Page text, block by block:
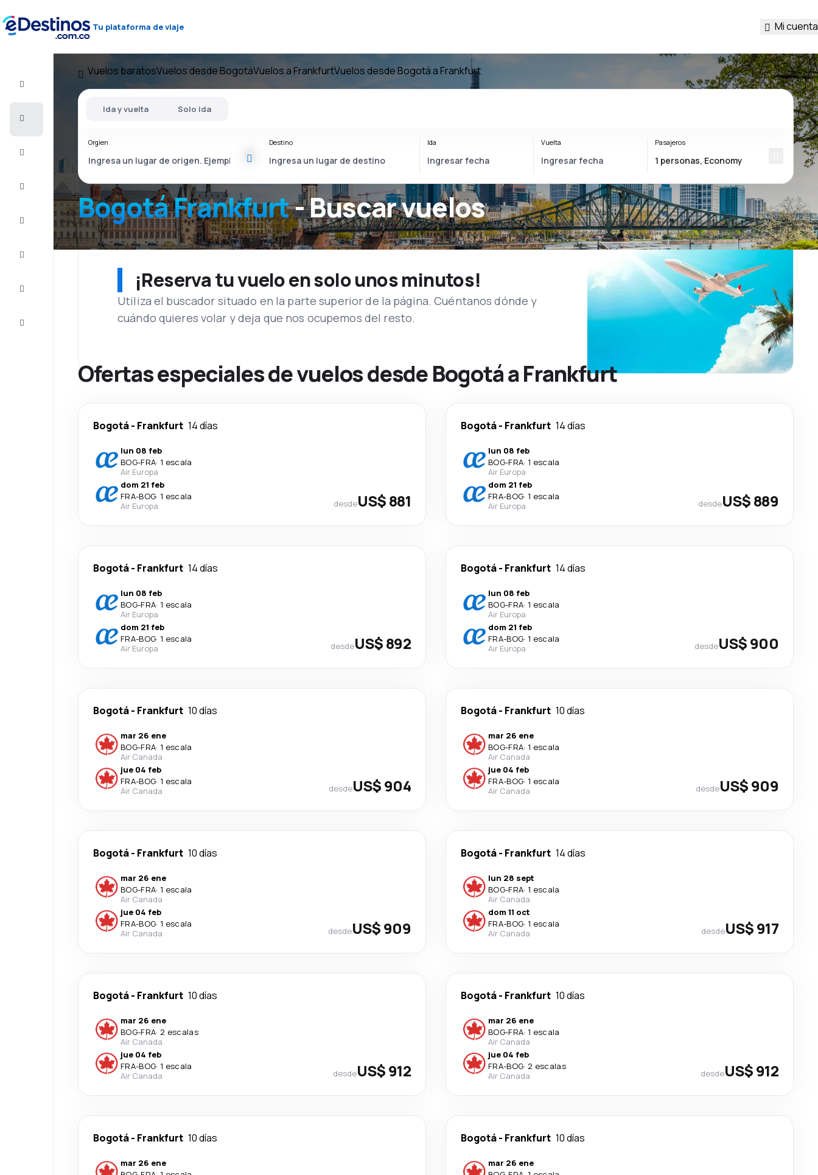
Tu plataforma de viaje Mi cuenta
Alojamientos
Ofertas
Completa
Vuelos baratosVuelos desde BogotáVuelos a FrankfurtVuelos desde Bogotá a Frankfurt
Bogotá Frankfurt- Buscar vuelos
Ida y vuelta Solo ida
Orgien Destino Ida Vuelta Pasajeros
¡Reserva tu vuelo en solo unos minutos!
Utiliza el buscador situado en la parte superior de la página. Cuéntanos dónde y
cuándo quieres volar y deja que nos ocupemos del resto.
Ofertas especiales de vuelos desde Bogotá a Frankfurt
Bogotá- Frankfurt 14 días
lun 08 feb
BOG-FRA· 1 escala
Air Europa
dom 21 feb
FRA-BOG· 1 escala
Air Europa
desdeUS$ 881
Bogotá- Frankfurt 14 días
lun 08 feb
BOG-FRA· 1 escala
Air Europa
dom 21 feb
FRA-BOG· 1 escala
Air Europa
desdeUS$ 889
Bogotá- Frankfurt 14 días
lun 08 feb
BOG-FRA· 1 escala
Air Europa
dom 21 feb
FRA-BOG· 1 escala
Air Europa
desdeUS$ 892
Bogotá- Frankfurt 14 días
lun 08 feb
BOG-FRA· 1 escala
Air Europa
dom 21 feb
FRA-BOG· 1 escala
Air Europa
desdeUS$ 900
Bogotá- Frankfurt 10 días
mar 26 ene
BOG-FRA· 1 escala
Air Canada
jue 04 feb
FRA-BOG· 1 escala
Air Canada
desdeUS$ 904
Bogotá- Frankfurt 10 días
mar 26 ene
BOG-FRA· 1 escala
Air Canada
jue 04 feb
FRA-BOG· 1 escala
Air Canada
desdeUS$ 909
Bogotá- Frankfurt 10 días
mar 26 ene
BOG-FRA· 1 escala
Air Canada
jue 04 feb
FRA-BOG· 1 escala
Air Canada
desdeUS$ 909
Bogotá- Frankfurt 14 días
lun 28 sept
BOG-FRA· 1 escala
Air Canada
dom 11 oct
FRA-BOG· 1 escala
Air Canada
desdeUS$ 917
Bogotá- Frankfurt 10 días
mar 26 ene
BOG-FRA· 2 escalas
Air Canada
jue 04 feb
FRA-BOG· 1 escala
Air Canada
desdeUS$ 912
Bogotá- Frankfurt 10 días
mar 26 ene
BOG-FRA· 1 escala
Air Canada
jue 04 feb
FRA-BOG· 2 escalas
Air Canada
desdeUS$ 912
Bogotá- Frankfurt 10 días
mar 26 ene
Bogotá- Frankfurt 10 días
mar 26 ene